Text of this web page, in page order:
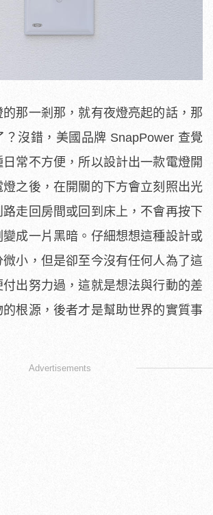
的那一剎那，就有夜燈亮起的話，那
？沒錯，美國品牌 SnapPower 查覺
常不方便，所以設計出一款電燈開
燈之後，在開關的下方會立刻照出光
走回房間或回到床上，不會再按下
變成一片黑暗。仔細想想這種設計或
小，但是卻至今沒有任何人為了這
出努力過，這就是想法與行動的差
根源，後者才是幫助世界的實質事
Advertisements